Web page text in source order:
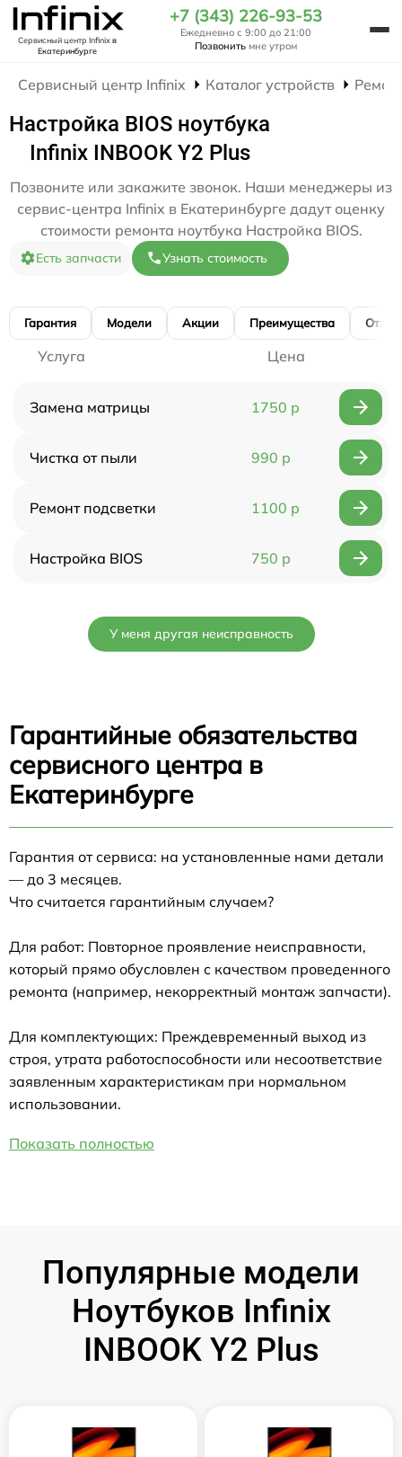
Сервисный центр Infinixв
Екатеринбурге
+7 (343) 226-93-53
Ежедневно с 9:00 до 21:00
Позвонить мне утром
Сервисный центр Infinix Каталог устройств
Настройка BIOS ноутбука
Infinix INBOOK Y2 Plus
Позвоните или закажите звонок. Наши менеджеры из
сервис-центра Infinix в Екатеринбурге дадут оценку
стоимости ремонта ноутбука Настройка BIOS.
Есть запчасти Узнать стоимость
Гарантия Модели Акции Преимущества
Услуга Цена
Замена матрицы 1750 р
Чистка от пыли 990 р
Ремонт подсветки 1100 р
Настройка BIOS 750 р
У меня другая неисправность
Гарантийные обязательства
сервисного центра в
Екатеринбурге
Гарантия от сервиса: на установленные нами детали
— до 3 месяцев.
Что считается гарантийным случаем?
Для работ: Повторное проявление неисправности,
который прямо обусловлен с качеством проведенного
ремонта (например, некорректный монтаж запчасти).
Для комплектующих: Преждевременный выход из
строя, утрата работоспособности или несоответствие
заявленным характеристикам при нормальном
использовании.
Показать полностью
Популярные модели
Ноутбуков Infinix
INBOOK Y2 Plus